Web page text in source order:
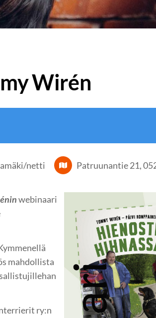
Wirén
netti Patruunantie 21,
webinaari
mahdollista
ry:n